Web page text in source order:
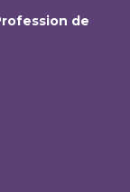
de